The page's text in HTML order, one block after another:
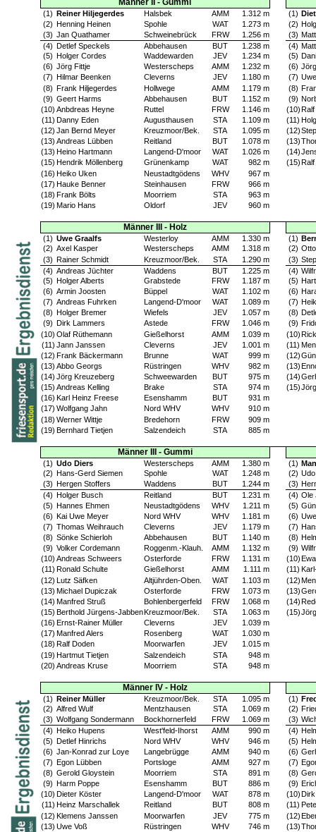
Männer II - Gummi
(1) Reiner Hiljegerdes Halsbek AMM 1.312 m (1)
(2) Henning Heinen Spohle WAT 1.273 m (2)
(3) Jan Quathamer Schweinebrück FRW 1.256 m (3)
(4) Detlef Speckels Abbehausen BUT 1.238 m (4)
(5) Holger Cordes Waddewarden JEV 1.234 m (5)
(6) Jörg Fittje Westerscheps AMM 1.232 m (6)
(7) Hilmar Beenken Cleverns JEV 1.180 m (7)
(8) Frank Hiljegerdes Hollwege AMM 1.179 m (8)
(9) Geert Harms Abbehausen BUT 1.152 m (9)
(10) Anbdreas Heyne Ruttel FRW 1.146 m (10)
(11) Danny Eden Augusthausen STA 1.109 m (11)
(12) Jan Bernd Meyer Kreuzmoor/Bek. STA 1.095 m (12)
(13) Andreas Lübben Reitland BUT 1.078 m (13)
(13) Heino Hartmann Langend-D'moor WAT 1.026 m (14)
(15) Hendrik Möllenberg Grünenkamp WAT 982 m (15)
(16) Heiko Uken Neustadtgödens WHV
967 m
(17) Hauke Benner Steinhausen FRW
966 m
(18) Frank Bölts Moorriem STA
963 m
(19) Mario Hans Oldorf JEV 960 m
Männer III - Holz
(1) Uwe Graalfs Westerloy AMM 1.330 m (1)
(2) Axel Kasper Westerscheps AMM 1.318 m (2)
(3) Rainer Schmidt Kreuzmoor/Bek. STA 1.290 m (3)
(4) Andreas Jüchter Waddens BUT 1.225 m (4)
(5) Holger Alberts Grabstede FRW 1.187 m (5)
(6) Armin Joosten Büppel WAT 1.102 m (6)
(7) Andreas Fuhrken Langend-D'moor WAT 1.089 m (7)
(8) Holger Bremer Wiefels JEV 1.057 m (8)
(9) Dirk Lammers Astede FRW 1.046 m (9)
(10) Olaf Rüthemann Gießelhorst AMM 1.039 m (10)
(11) Jann Janssen Cleverns JEV 1.001 m (11)
(12) Frank Bäckermann Brunne WAT 999 m (12)
(13) Abbo Georgs Rüstringen WHV 982 m (13)
(14) Jörg Kreuzeberg Schweewarden BUT 975 m (14)
(15) Andreas Kelling Brake STA 974 m (15)
(16) Karl Heinz Freese Esenshamm BUT
931 m
(17) Wolfgang Jahn Nord WHV WHV
910 m
(18) Werner Wittje Bredehorn FRW
909 m
(19) Bernhard Tietjen Salzendeich STA 885 m
Männer III - Gummi
(1) Udo Diers Westerscheps AMM 1.380 m (1)
(2) Hans-Gerd Siemen Spohle WAT 1.248 m (2)
(3) Hergen Stoffers Waddens BUT 1.244 m (3)
(4) Holger Busch Reitland BUT 1.231 m (4) Ole
(5) Hannes Ehmen Neustadtgödens WHV 1.211 m (5)
(6) Kai Uwe Meyer Nord WHV WHV 1.181 m (6)
(7) Thomas Weihrauch Cleverns JEV 1.179 m (7)
(8) Sönke Schierloh Abbehausen BUT 1.140 m (8)
(9) Volker Cordemann Roggenm.-Klauh. AMM 1.132 m (9)
(10) Andreas Schweers Osterforde FRW 1.131 m (10)
(11) Ronald Schulte Gießelhorst AMM 1.111 m (11)
(12) Lutz Säfken Altjührden-Oben. WAT 1.103 m (12)
(13) Michael Dupiczak Osterforde FRW 1.073 m (13)
(14) Manfred Struß Bohlenbergerfeld FRW 1.068 m (14)
(15) Berthold Jürgens-JabbenKreuzmoor/Bek. STA 1.063 m (15)
(16) Ernst-Rainer Müller Cleverns JEV
1.039 m
(17) Manfred Alers Rosenberg WAT
1.030 m
(18) Ralf Doden Moorwarfen JEV
1.015 m
(19) Hartmut Tietjen Salzendeich STA
948 m
(20) Andreas Kruse Moorriem STA 948 m
Männer IV - Holz
(1) Reiner Müller Kreuzmoor/Bek. STA 1.095 m (1)
(2) Alfred Wulf Mentzhausen STA 1.069 m (2)
(3) Wolfgang Sondermann Bockhornerfeld FRW 1.069 m (3)
(4) Heiko Hupens West'feld-Ihorst AMM 990 m (4)
(5) Detlef Hinrichs Nord WHV WHV 946 m (5)
(6) Jan-Konrad zur Loye Langebrügge AMM 940 m (6)
(7) Egon Lübben Portsloge AMM 927 m (7)
(8) Gerold Gloystein Moorriem STA 891 m (8)
(9) Harm Poppe Esenshamm BUT 886 m (9)
(10) Dieter Köster Langend-D'moor WAT 878 m (10)
(11) Heinz Marschallek Reitland BUT 808 m (11)
(12) Klemens Janssen Moorwarfen JEV 775 m (12)
(13) Uwe Voß Rüstringen WHV 746 m (13)